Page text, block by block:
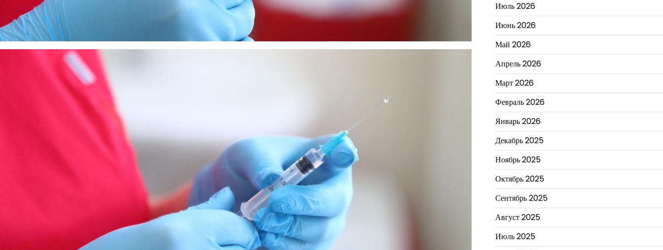
Июль 2026
Июнь 2026
Май 2026
Апрель 2026
Март 2026
Февраль 2026
Январь 2026
Декабрь 2025
Ноябрь 2025
Октябрь 2025
Сентябрь 2025
Август 2025
Июль 2025